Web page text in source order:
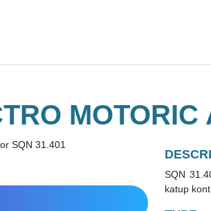
MOTORIC
SQN
katup